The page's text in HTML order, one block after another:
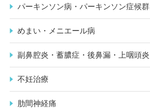
パーキンソン病・パーキンソン症候群
めまい・メニエール病
副鼻腔炎・蓄膿症・後鼻漏・上咽頭炎
不妊治療
肋間神経痛